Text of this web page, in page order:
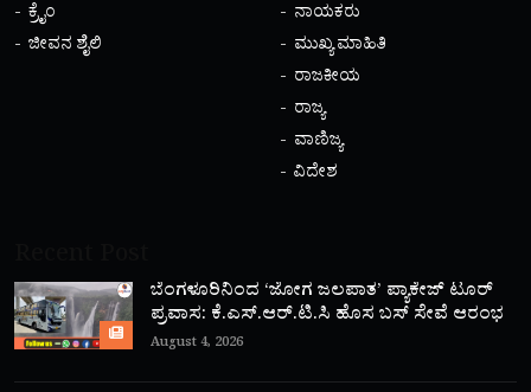
ಕ್ರೈಂ
ಜೀವನ ಶೈಲಿ
ನಾಯಕರು
ಮುಖ್ಯ ಮಾಹಿತಿ
ರಾಜಕೀಯ
ರಾಜ್ಯ
ವಾಣಿಜ್ಯ
ವಿದೇಶ
ಬೆಂಗಳೂರಿನಿಂದ ‘ಜೋಗ ಜಲಪಾತ’ ಪ್ಯಾಕೇಜ್ ಟೂರ್
ಪ್ರವಾಸ: ಕೆ.ಎಸ್.ಆರ್.ಟಿ.ಸಿ ಹೊಸ ಬಸ್ ಸೇವೆ ಆರಂಭ
August 4, 2026